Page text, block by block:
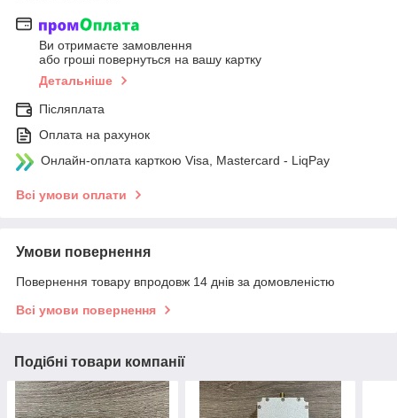
Ви отримаєте замовлення
або гроші повернуться на вашу картку
Детальніше
Післяплата
Оплата на рахунок
Онлайн-оплата карткою Visa, Mastercard - LiqPay
Всі умови оплати
Умови повернення
Повернення товару впродовж 14 днів за домовленістю
Всі умови повернення
Подібні товари компанії